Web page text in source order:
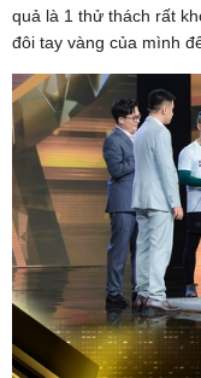
quả là 1 thử thách rất
đôi tay vàng của mình